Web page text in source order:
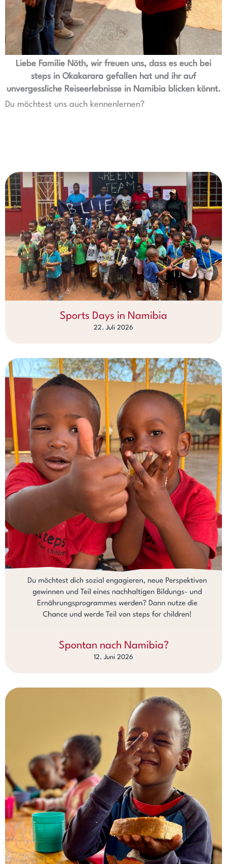
Liebe Familie Nöth, wir freuen uns, dass es euch bei
steps in Okakarara gefallen hat und ihr auf
unvergessliche Reiseerlebnisse in Namibia blicken könnt.
Du möchtest uns auch kennenlernen?
Sports Days in Namibia
22. Juli 2026
Spontan nach Namibia?
12. Juni 2026